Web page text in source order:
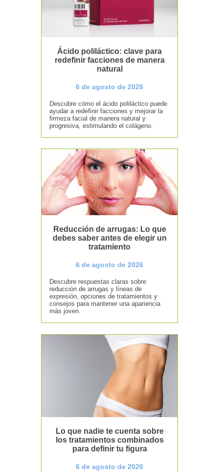
Ácido poliláctico: clave para
redefinir facciones de manera
natural
6 de agosto de 2026
Descubre cómo el ácido poliláctico puede
ayudar a redefinir facciones y mejorar la
firmeza facial de manera natural y
progresiva, estimulando el colágeno.
Reducción de arrugas: Lo que
debes saber antes de elegir un
tratamiento
6 de agosto de 2026
Descubre respuestas claras sobre
reducción de arrugas y líneas de
expresión, opciones de tratamientos y
consejos para mantener una apariencia
más joven.
Lo que nadie te cuenta sobre
los tratamientos combinados
para definir tu figura
6 de agosto de 2026